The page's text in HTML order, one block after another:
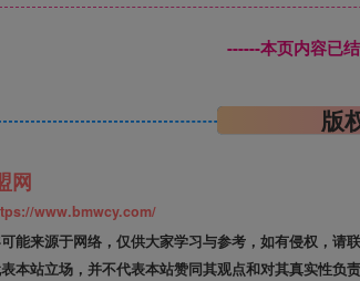
------本页内容已
版
网
www.bmwcy.com/
能来源于网络，仅供大家学习与参考，如有侵权，请
本站立场，并不代表本站赞同其观点和对其真实性负责